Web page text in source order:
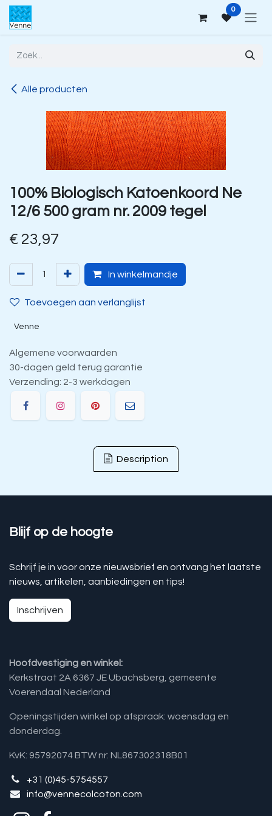
Overslaan naar inhoud 0
Alle producten
100% Biologisch Katoenkoord Ne
12/6 500 gram nr. 2009 tegel
€ 23,97
In winkelmandje
Toevoegen aan verlanglijst
Venne
Algemene voorwaarden
30-dagen geld terug garantie
Verzending: 2-3 werkdagen
Description
Blijf op de hoogte
Schrijf je in voor onze nieuwsbrief en ontvang het laatste
nieuws, artikelen, aanbiedingen en tips!
Inschrijven
Hoofdvestiging en winkel:
Kerkstraat 2A 6367 JE Ubachsberg, gemeente
Voerendaal Nederland
Openingstijden winkel op afspraak: woensdag en
donderdag.
KvK: 95792074 BTW nr: NL867302318B01
+31 (0)45-5754557
info@vennecolcoton.com